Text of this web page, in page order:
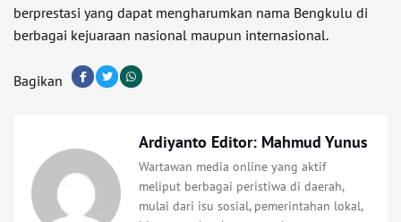
berprestasi yang dapat mengharumkan nama Bengkulu di
berbagai kejuaraan nasional maupun internasional.
Bagikan
Ardiyanto Editor: Mahmud Yunus
Wartawan media online yang aktif
meliput berbagai peristiwa di daerah,
mulai dari isu sosial, pemerintahan lokal,